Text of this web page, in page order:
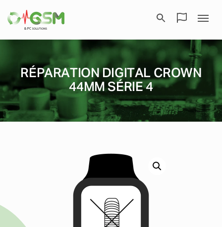
RÉPARATION DIGITAL CROWN
44MM SÉRIE 4